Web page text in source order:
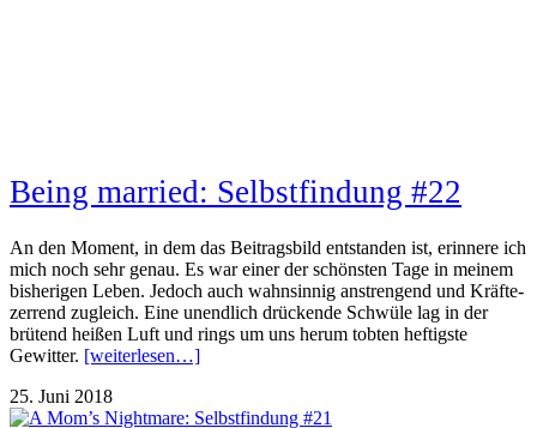
Being married: Selbstfindung #22
An den Moment, in dem das Beitragsbild entstanden ist, erinnere ich
mich noch sehr genau. Es war einer der schönsten Tage in meinem
bisherigen Leben. Jedoch auch wahnsinnig anstrengend und Kräfte-
zerrend zugleich. Eine unendlich drückende Schwüle lag in der
brütend heißen Luft und rings um uns herum tobten heftigste
Gewitter. [weiterlesen…]
25. Juni 2018